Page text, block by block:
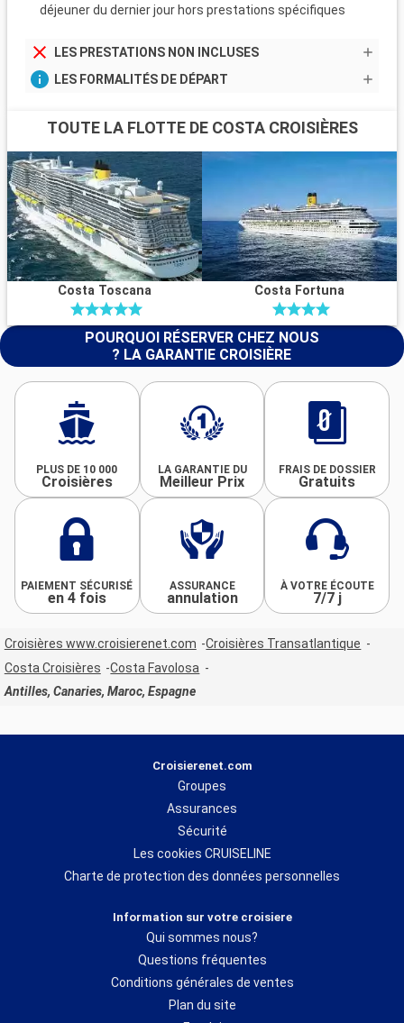
déjeuner du dernier jour hors prestations spécifiques
LES PRESTATIONS NON INCLUSES
LES FORMALITÉS DE DÉPART
TOUTE LA FLOTTE DE COSTA CROISIÈRES
Costa Toscana Costa Fortuna
POURQUOI RÉSERVER CHEZ NOUS
? LA GARANTIE CROISIÈRE
PLUS DE 10 000
Croisières
LA GARANTIE DU
Meilleur Prix
FRAIS DE DOSSIER
Gratuits
PAIEMENT SÉCURISÉ
en 4 fois
ASSURANCE
annulation
À VOTRE ÉCOUTE
7/7 j
Croisières www.croisierenet.com
Croisières Transatlantique
Costa Croisières
Costa Favolosa
Antilles, Canaries, Maroc, Espagne
Croisierenet.com
Groupes
Assurances
Sécurité
Les cookies CRUISELINE
Charte de protection des données personnelles
Information sur votre croisiere
Qui sommes nous?
Questions fréquentes
Conditions générales de ventes
Plan du site